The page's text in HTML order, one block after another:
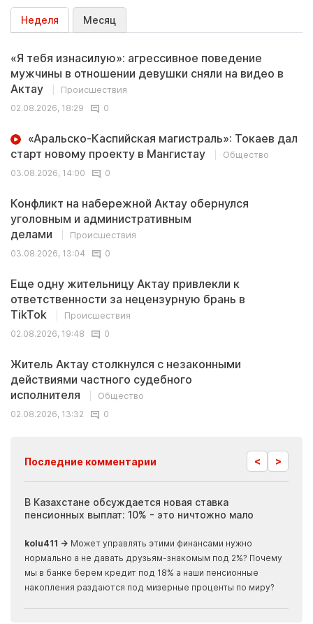
Неделя Месяц
«Я тебя изнасилую»: агрессивное поведение
мужчины в отношении девушки сняли на видео в
Актау
Происшествия
02.08.2026, 18:29
0
«Аральско-Каспийская магистраль»: Токаев дал
старт новому проекту в Мангистау
Общество
03.08.2026, 14:00
0
Конфликт на набережной Актау обернулся
уголовным и административным
делами
Происшествия
03.08.2026, 13:04
0
Еще одну жительницу Актау привлекли к
ответственности за нецензурную брань в
TikTok
Происшествия
02.08.2026, 19:48
0
Житель Актау столкнулся с незаконными
действиями частного судебного
исполнителя
Общество
02.08.2026, 13:32
0
Последние комментарии < >
В Казахстане обсуждается новая ставка
пенсионных выплат: 10% - это ничтожно мало
kolu411 → Может управлять этими финансами нужно
нормально а не давать друзьям-знакомым под 2%? Почему
мы в банке берем кредит под 18% а наши пенсионные
накопления раздаются под мизерные проценты по миру?